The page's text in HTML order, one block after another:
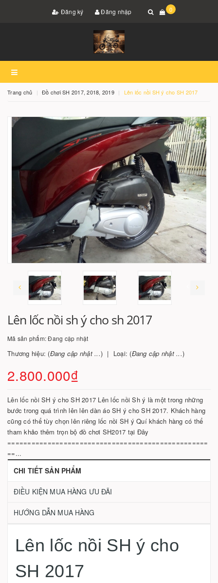
Đăng ký Đăng nhập 0
Trang chủ Đồ chơi SH 2017, 2018, 2019 Lên lốc nồi SH ý cho SH 2017
Lên lốc nồi sh ý cho sh 2017
Mã sản phẩm:Đang cập nhật
Thương hiệu: (Đang cập nhật ...) Loại: (Đang cập nhật ...)
2.800.000₫
Lên lốc nồi SH ý cho SH 2017 Lên lốc nồi Sh ý là một trong những
bước trong quá trình lên lên dàn áo SH ý cho SH 2017. Khách hàng
cũng có thể tùy chọn lên riêng lốc nồi SH ý Quí khách hàng có thể
tham khảo thêm trọn bộ đồ chơi SH2017 tại Đây
==================================================
==...
CHI TIẾT SẢN PHẨM
ĐIỀU KIỆN MUA HÀNG ƯU ĐÃI
HƯỚNG DẪN MUA HÀNG
Lên lốc nồi SH ý cho
SH 2017